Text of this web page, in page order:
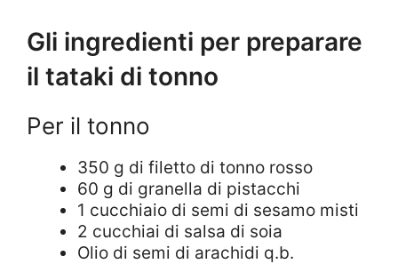
Gli ingredienti per preparare
il tataki di tonno
Per il tonno
350 g di filetto di tonno rosso
60 g di granella di pistacchi
1 cucchiaio di semi di sesamo misti
2 cucchiai di salsa di soia
Olio di semi di arachidi q.b.